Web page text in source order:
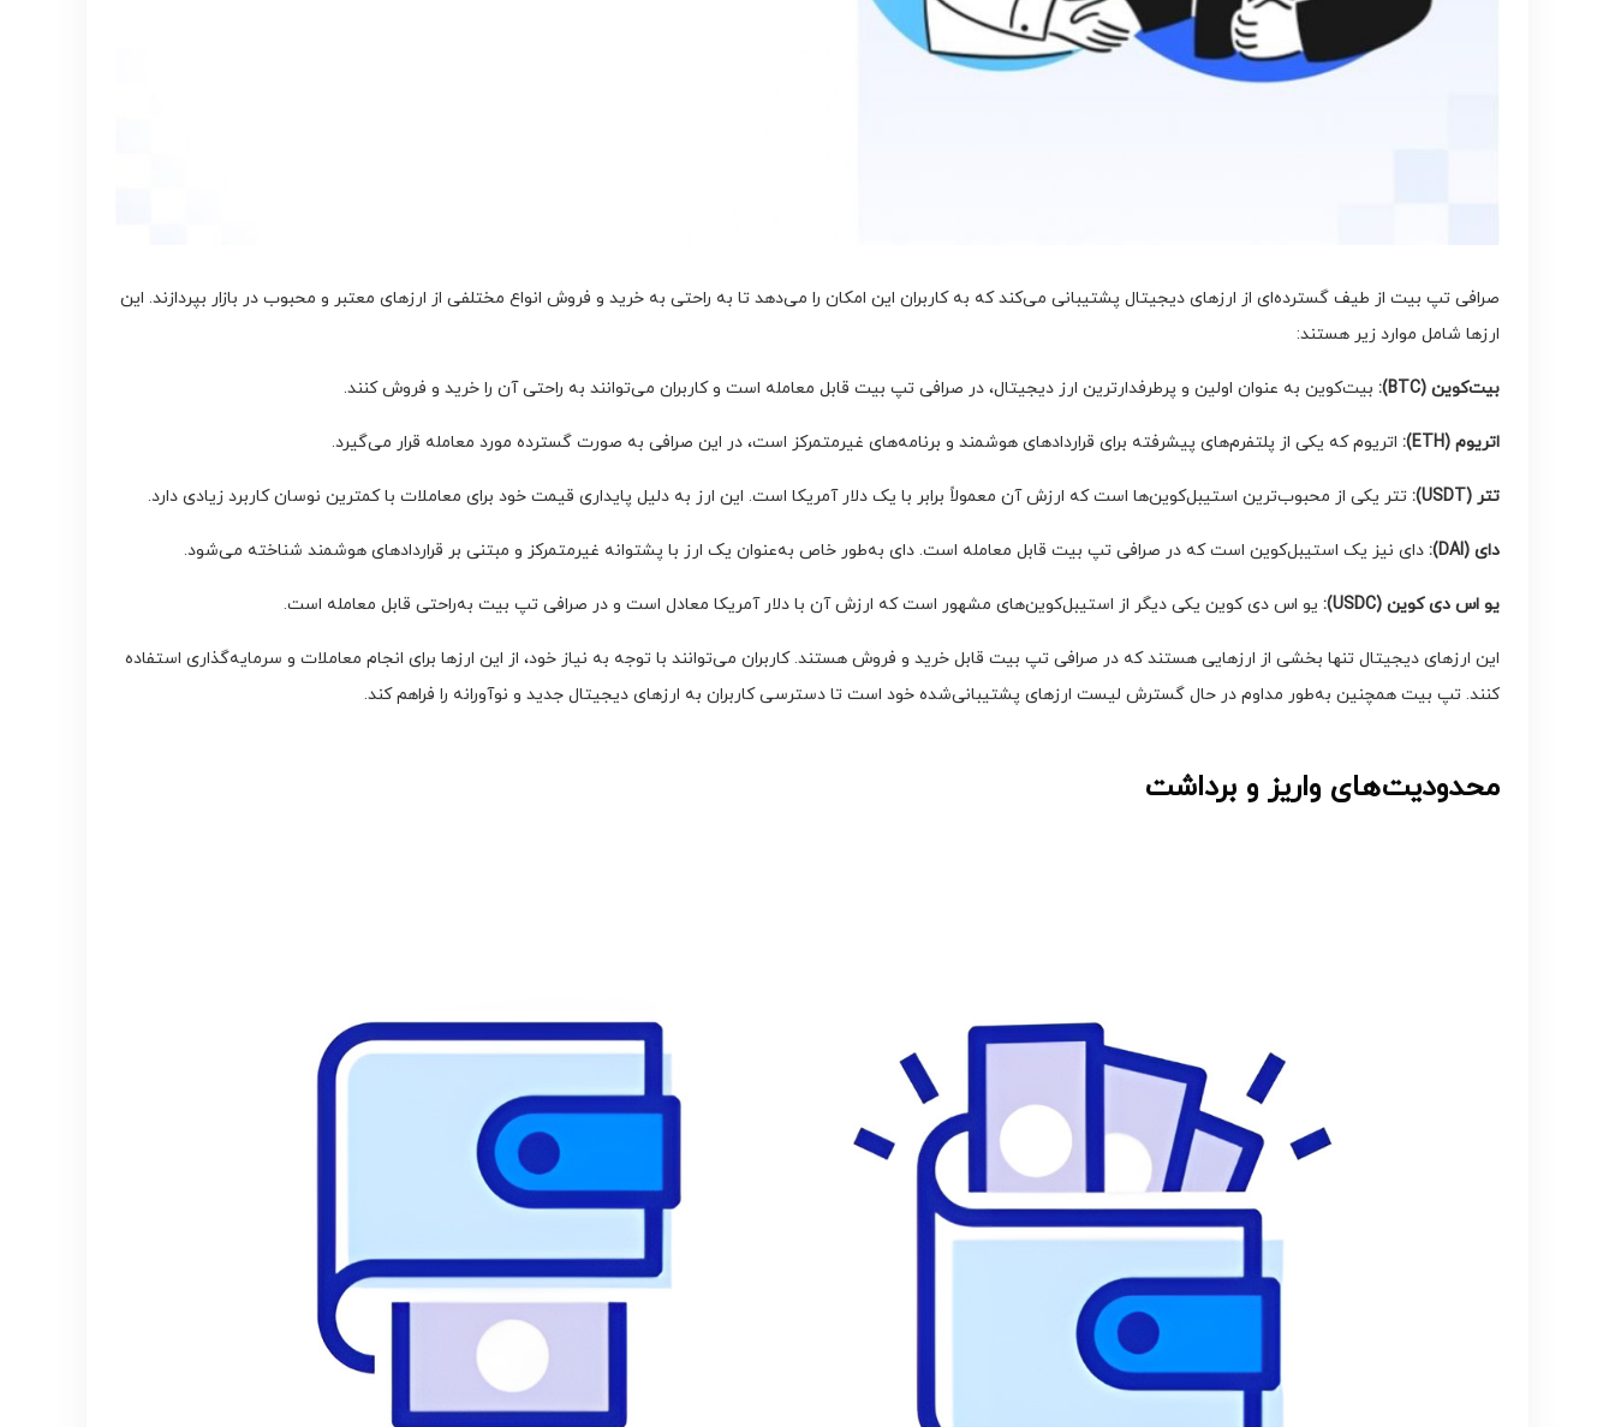
صرافی تپ بیت از طیف گسترده‌ای از ارزهای دیجیتال پشتیبانی می‌کند که به کاربران این امکان را می‌دهد تا به راحتی به خرید و فروش انواع مختلفی از ارزهای معتبر و محبوب در بازار بپردازند. این
ارزها شامل موارد زیر هستند:
بیت‌کوین (BTC)
: بیت‌کوین به عنوان اولین و پرطرفدارترین ارز دیجیتال، در صرافی تپ بیت قابل معامله است و کاربران می‌توانند به راحتی آن را خرید و فروش کنند.
اتریوم (ETH)
: اتریوم که یکی از پلتفرم‌های پیشرفته برای قراردادهای هوشمند و برنامه‌های غیرمتمرکز است، در این صرافی به صورت گسترده مورد معامله قرار می‌گیرد.
تتر (USDT)
: تتر یکی از محبوب‌ترین استیبل‌کوین‌ها است که ارزش آن معمولاً برابر با یک دلار آمریکا است. این ارز به دلیل پایداری قیمت خود برای معاملات با کمترین نوسان کاربرد زیادی دارد.
دای (DAI)
: دای نیز یک استیبل‌کوین است که در صرافی تپ بیت قابل معامله است. دای به‌طور خاص به‌عنوان یک ارز با پشتوانه غیرمتمرکز و مبتنی بر قراردادهای هوشمند شناخته می‌شود.
یو اس دی کوین (USDC)
: یو اس دی کوین یکی دیگر از استیبل‌کوین‌های مشهور است که ارزش آن با دلار آمریکا معادل است و در صرافی تپ بیت به‌راحتی قابل معامله است.
این ارزهای دیجیتال تنها بخشی از ارزهایی هستند که در صرافی تپ بیت قابل خرید و فروش هستند. کاربران می‌توانند با توجه به نیاز خود، از این ارزها برای انجام معاملات و سرمایه‌گذاری استفاده
کنند. تپ بیت همچنین به‌طور مداوم در حال گسترش لیست ارزهای پشتیبانی‌شده خود است تا دسترسی کاربران به ارزهای دیجیتال جدید و نوآورانه را فراهم کند.
محدودیت‌های واریز و برداشت